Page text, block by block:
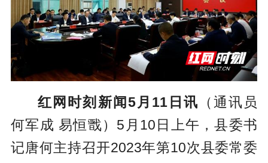
红网时刻新闻5月11日讯 （通讯员
何军成 易恒戬）5月10日上午，县委书
记唐何主持召开2023年第10次县委常委